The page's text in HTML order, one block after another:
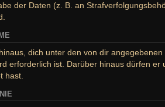
der Daten (z. B. an
dich unter den von dir
erforderlich ist. Darüber hinaus dürfen
hast.